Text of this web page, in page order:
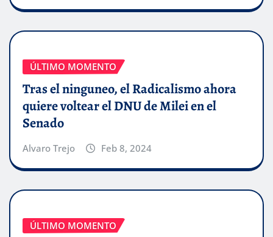
ÚLTIMO MOMENTO
Tras el ninguneo, el Radicalismo ahora
quiere voltear el DNU de Milei en el
Senado
Alvaro Trejo Feb 8, 2024
ÚLTIMO MOMENTO